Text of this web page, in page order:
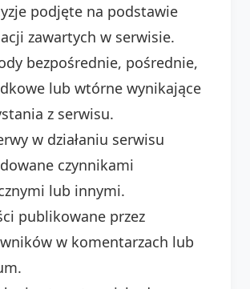
podjęte na podstawie
zawartych w serwisie.
bezpośrednie, pośrednie,
lub wtórne wynikające
z serwisu.
w działaniu serwisu
czynnikami
lub innymi.
publikowane przez
w komentarzach lub